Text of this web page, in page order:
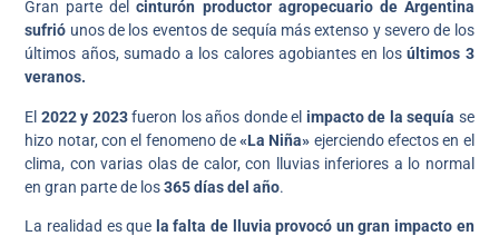
Gran parte del cinturón productor agropecuario de Argentina
sufrió unos de los eventos de sequía más extenso y severo de los
últimos años, sumado a los calores agobiantes en losúltimos 3
veranos.
El 2022 y 2023fueron los años donde el impacto de la sequía se
hizo notar, con el fenomeno de«La Niña» ejerciendo efectos en el
clima, con varias olas de calor, con lluvias inferiores a lo normal
en gran parte de los365 días del año.
La realidad es que la falta de lluvia provocó un gran impacto en